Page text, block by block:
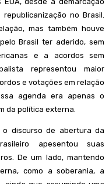
no Brasil.
mas também houve
Brasil ter aderido, sem
e a acordos sem
representou maior
e votações em relação
agenda era apenas o
da política externa.
discurso de abertura da
apesentou suas
De um lado, mantendo
como a soberania, a